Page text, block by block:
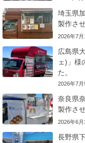
埼玉県
製作さ
2026年7月
広島県
ェ)」様
た。
2026年7月
奈良県
製作さ
2026年6月
長野県